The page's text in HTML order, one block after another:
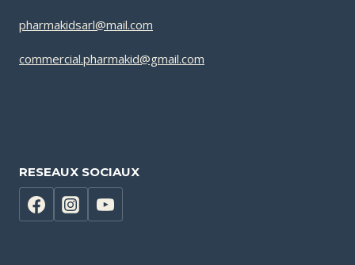
pharmakidsarl@mail.com
commercial.pharmakid@gmail.com
RESEAUX SOCIAUX